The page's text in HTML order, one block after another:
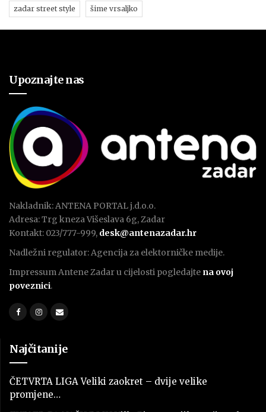
zadar street style šime vrsaljko
Upoznajte nas
Nakladnik: ANTENA PORTAL j.d.o.o.
Adresa: Trg kneza Višeslava 6g, Zadar
Kontakt: 023/777-999, desk@antenazadar.hr
Nadležni regulator: Agencija za elektorničke medije.
Impressum Antene Zadar u cijelosti pogledajte na ovoj
poveznici.
Najčitanije
ČETVRTA LIGA Veliki zaokret – dvije velike
promjene…